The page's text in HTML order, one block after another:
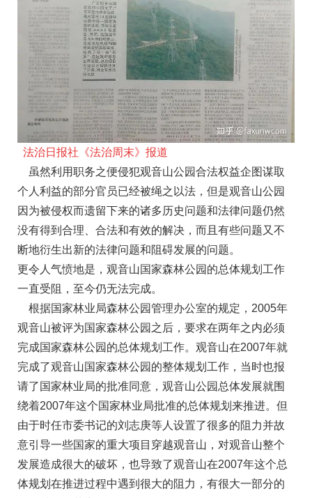
法治日报社《法治周末》报道
虽然利用职务之便侵犯观音山公园合法权益企图谋取
个人利益的部分官员已经被绳之以法，但是观音山公园
因为被侵权而遗留下来的诸多历史问题和法律问题仍然
没有得到合理、合法和有效的解决，而且有些问题又不
断地衍生出新的法律问题和阻碍发展的问题。
更令人气愤地是，观音山国家森林公园的总体规划工作
一直受阻，至今仍无法完成。
根据国家林业局森林公园管理办公室的规定，2005年
观音山被评为国家森林公园之后，要求在两年之内必须
完成国家森林公园的总体规划工作。观音山在2007年就
完成了观音山国家森林公园的整体规划工作，当时也报
请了国家林业局的批准同意，观音山公园总体发展就围
绕着2007年这个国家林业局批准的总体规划来推进。但
由于时任市委书记的刘志庚等人设置了很多的阻力并故
意引导一些国家的重大项目穿越观音山，对观音山整个
发展造成很大的破坏，也导致了观音山在2007年这个总
体规划在推进过程中遇到很大的阻力，有很大一部分的